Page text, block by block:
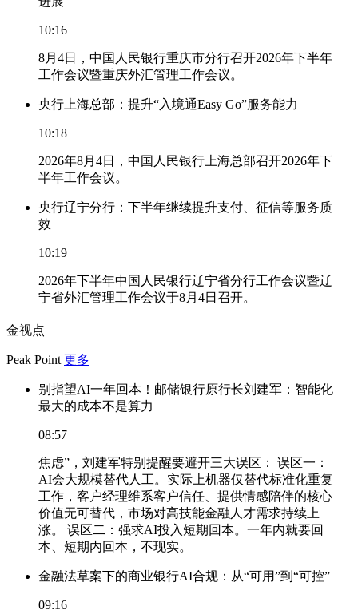
10:16
8月4日，中国人民银行重庆市分行召开2026年下半年
工作会议暨重庆外汇管理工作会议。
央行上海总部：提升“入境通Easy Go”服务能力
10:18
2026年8月4日，中国人民银行上海总部召开2026年下
半年工作会议。
央行辽宁分行：下半年继续提升支付、征信等服务质
效
10:19
2026年下半年中国人民银行辽宁省分行工作会议暨辽
宁省外汇管理工作会议于8月4日召开。
金视点
Peak Point 更多
别指望AI一年回本！邮储银行原行长刘建军：智能化
最大的成本不是算力
08:57
焦虑”，刘建军特别提醒要避开三大误区： 误区一：
AI会大规模替代人工。实际上机器仅替代标准化重复
工作，客户经理维系客户信任、提供情感陪伴的核心
价值无可替代，市场对高技能金融人才需求持续上
涨。 误区二：强求AI投入短期回本。一年内就要回
本、短期内回本，不现实。
金融法草案下的商业银行AI合规：从“可用”到“可控”
09:16